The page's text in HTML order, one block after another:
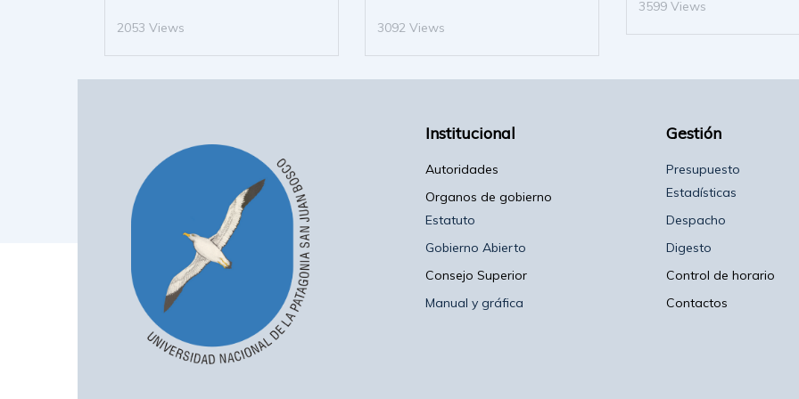
2053 Views 3092 Views
3599 Views
Institucional
Autoridades
Organos de gobierno
Estatuto
Gobierno Abierto
Consejo Superior
Manual y gráfica
Gestión
Presupuesto
Estadísticas
Despacho
Digesto
Control de horario
Contactos